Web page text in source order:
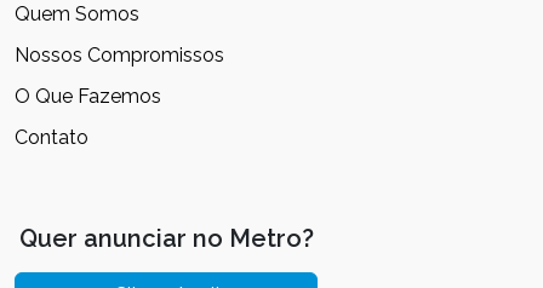
Quem Somos
Nossos Compromissos
O Que Fazemos
Contato
Quer anunciar no Metro?